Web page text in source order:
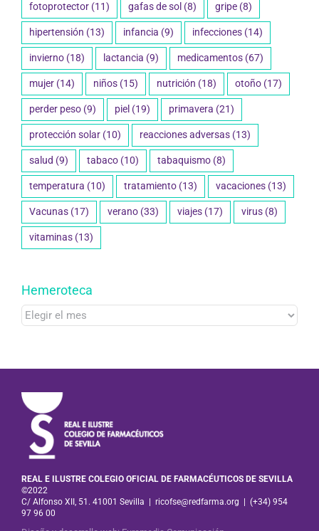
fotoprotector (11) gafas de sol (8) gripe (8)
hipertensión (13) infancia (9) infecciones (14)
invierno (18) lactancia (9) medicamentos (67)
mujer (14) niños (15) nutrición (18) otoño (17)
perder peso (9) piel (19) primavera (21)
protección solar (10) reacciones adversas (13)
salud (9) tabaco (10) tabaquismo (8)
temperatura (10) tratamiento (13) vacaciones (13)
Vacunas (17) verano (33) viajes (17) virus (8)
vitaminas (13)
Hemeroteca
Hemeroteca
REAL E ILUSTRE COLEGIO OFICIAL DE FARMACÉUTICOS DE SEVILLA
©2022
C/ Alfonso XII, 51. 41001 Sevilla
ricofse@redfarma.org
(+34) 954
97 96 00